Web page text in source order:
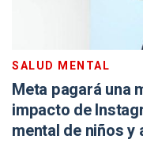
SALUD MENTAL
Meta pagará una
impacto de
mental de niños y